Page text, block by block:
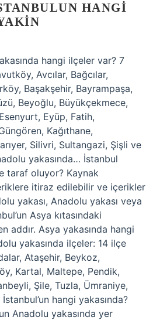
HANGI
hangi ilçeler var? 7
Avcılar, Bağcılar,
Başakşehir, Bayrampaşa,
Beyoğlu, Büyükçekmece,
Eyüp, Fatih,
Kağıthane,
Silivri, Sultangazi, Şişli ve
yakasında… İstanbul
taraf oluyor? Kaynak
itiraz edilebilir ve içerikler
yakası, Anadolu yakası veya
Asya kıtasındaki
addır. Asya yakasında hangi
yakasında ilçeler: 14 ilçe
Ataşehir, Beykoz,
Kartal, Maltepe, Pendik,
Şile, Tuzla, Ümraniye,
hangi yakasında?
Anadolu yakasında yer